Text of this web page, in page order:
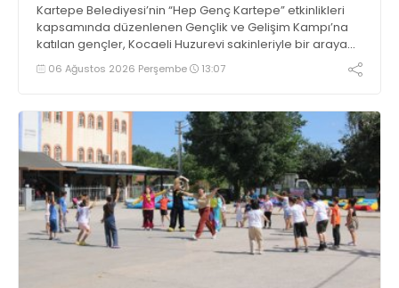
Kartepe Belediyesi’nin “Hep Genç Kartepe” etkinlikleri
kapsamında düzenlenen Gençlik ve Gelişim Kampı’na
katılan gençler, Kocaeli Huzurevi sakinleriyle bir araya
geldi06 Ağustos 2026 Perşembe 13:07